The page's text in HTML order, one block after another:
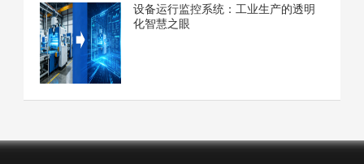
设备运行监控系统：工业生产的透明
化智慧之眼